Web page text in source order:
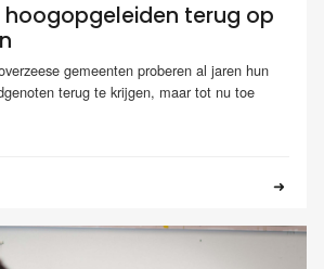
hoogopgeleiden terug op
gemeenten proberen al jaren hun
terug te krijgen, maar tot nu toe